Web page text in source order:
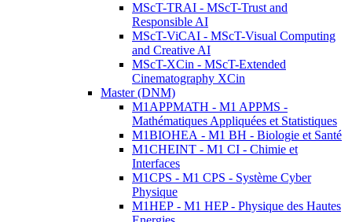
MScT-TRAI - MScT-Trust and
Responsible AI
MScT-ViCAI - MScT-Visual Computing
and Creative AI
MScT-XCin - MScT-Extended
Cinematography XCin
Master (DNM)
M1APPMATH - M1 APPMS -
Mathématiques Appliquées et Statistiques
M1BIOHEA - M1 BH - Biologie et Santé
M1CHEINT - M1 CI - Chimie et
Interfaces
M1CPS - M1 CPS - Système Cyber
Physique
M1HEP - M1 HEP - Physique des Hautes